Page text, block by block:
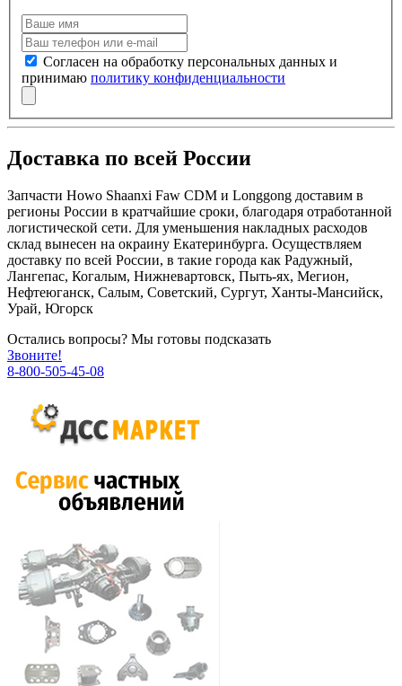
Согласен на обработку персональных данных и
принимаю политику конфиденциальности
Доставка по всей России
Запчасти Howo Shaanxi Faw CDM и Longgong доставим в
регионы России в кратчайшие сроки, благодаря отработанной
логистической сети. Для уменьшения накладных расходов
склад вынесен на окраину Екатеринбурга. Осуществляем
доставку по всей России, в такие города как Радужный,
Лангепас, Когалым, Нижневартовск, Пыть-ях, Мегион,
Нефтеюганск, Салым, Советский, Сургут, Ханты-Мансийск,
Урай, Югорск
Остались вопросы? Мы готовы подсказать
Звоните!
8-800-505-45-08